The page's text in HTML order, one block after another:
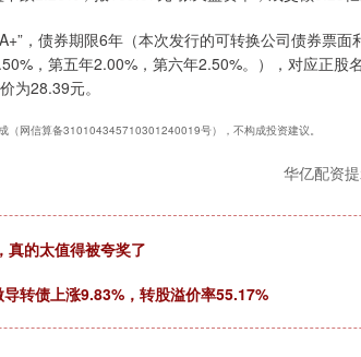
，债券期限6年（本次发行的可转换公司债券票
，第五年2.00%，第六年2.50%。），对应正股
为28.39元。
（网信算备310104345710301240019号），不构成投资建议。
华亿配资
真的太值得被夸奖了
转债上涨9.83%，转股溢价率55.17%